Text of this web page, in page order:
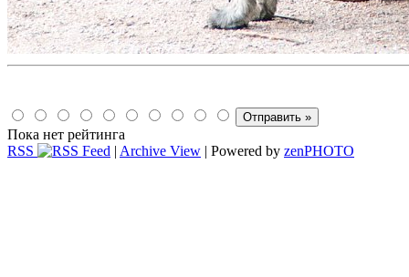
Пока нет рейтинга
RSS
| Archive View | Powered by zenPHOTO